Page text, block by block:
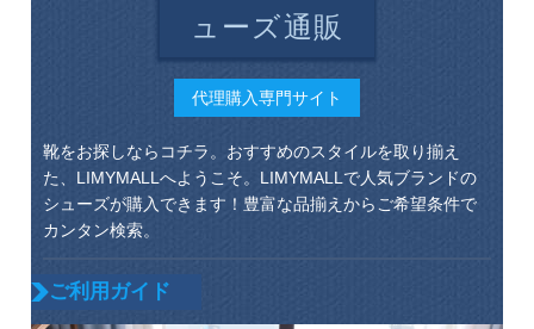
ューズ通販
代理購入専門サイト
靴をお探しならコチラ。おすすめのスタイルを取り揃え
た、LIMYMALLへようこそ。LIMYMALLで人気ブランドの
シューズが購入できます！豊富な品揃えからご希望条件で
カンタン検索。
ご利用ガイド